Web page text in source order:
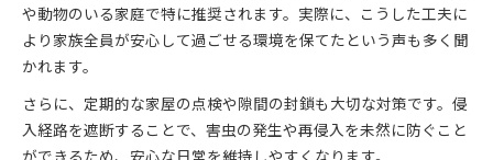
や動物のいる家庭で特に推奨されます。実際に、こうした工夫に
より家族全員が安心して過ごせる環境を保てたという声も多く聞
かれます。
さらに、定期的な家屋の点検や隙間の封鎖も大切な対策です。侵
入経路を遮断することで、害虫の発生や再侵入を未然に防ぐこと
ができるため、安心な日常を維持しやすくなります。